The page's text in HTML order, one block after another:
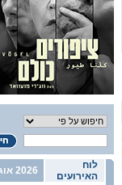
לוח
האירועים
2026 אוגוסט